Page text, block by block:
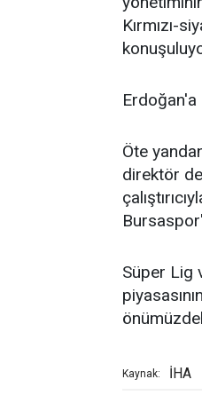
Kırmızı-
Öte
direktör
Süper Lig
Kaynak: İHA